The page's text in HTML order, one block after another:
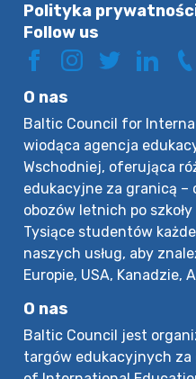
Polityka
Follow us
O nas
Baltic Council for
wiodąca agencja
Wschodniej, oferująca
edukacyjne za granicą –
obozów letnich po
Tysiące studentów
naszych usług, aby
Europie, USA,
O nas
Baltic Council jest
targów edukacyjnych za